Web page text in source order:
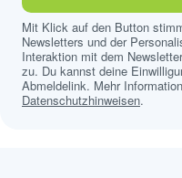
Mit Klick auf den Button
Newsletters und der
Interaktion mit dem
zu. Du kannst deine
Abmeldelink. Mehr
Datenschutzhinweisen.